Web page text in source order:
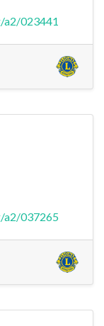
a2/023441
a2/037265